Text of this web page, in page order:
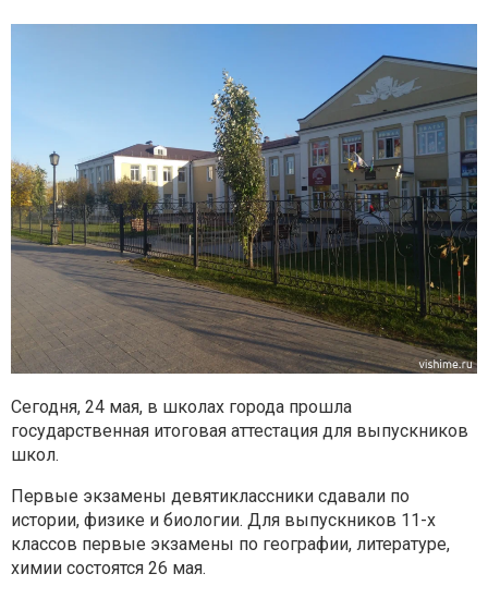
Сегодня, 24 мая, в школах города прошла
государственная итоговая аттестация для выпускников
школ.
Первые экзамены девятиклассники сдавали по
истории, физике и биологии. Для выпускников 11-х
классов первые экзамены по географии, литературе,
химии состоятся 26 мая.